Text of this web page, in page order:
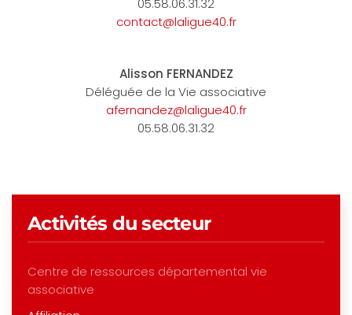
contact@laligue40.fr
Alisson FERNANDEZ
Déléguée de la Vie associative
afernandez@laligue40.fr
05.58.06.31.32
Activités du secteur
Centre de ressources départemental vie
associative